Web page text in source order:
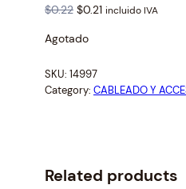
$0.22 O
i
i
n
r
$0.21C
n
i
c
incluido IVA
Agotado
SKU: 14997
Category: CABLEADO Y
Related products